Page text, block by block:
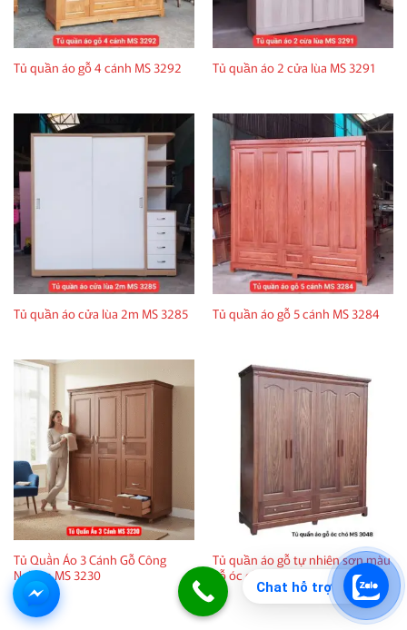
Chat hỗ trợ
Tủ quần áo gỗ 4 cánh MS 3292 Tủ quần áo 2 cửa lùa MS 3291
Tủ quần áo cửa lùa 2m MS 3285 Tủ quần áo gỗ 5 cánh MS 3284
Tủ Quần Áo 3 Cánh Gỗ Công
Nghiệp MS 3230
Tủ quần áo gỗ tự nhiên sơn màu
gỗ óc chó MS 3048